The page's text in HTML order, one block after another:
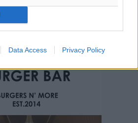
Data Access Privacy Policy